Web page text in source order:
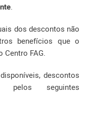
.
dos descontos não
benefícios que o
Centro FAG.
descontos
seguintes